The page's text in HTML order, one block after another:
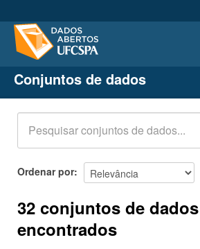
Conjuntos de dados
Organizações
Grupos
Sobre
Conjuntos de dados
Ordenar por
32 conjuntos de dados
encontrados